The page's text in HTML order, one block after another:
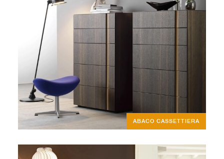
ABACO CASSETTIERA